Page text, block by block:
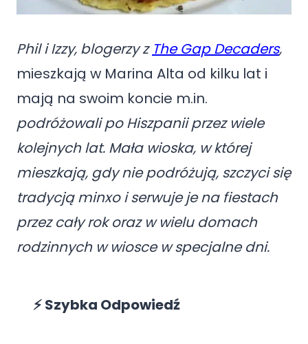
Phil i Izzy, blogerzy z The Gap Decaders,
mieszkają w Marina Alta od kilku lat i
mają na swoim koncie m.in.
podróżowali po Hiszpanii przez wiele
kolejnych lat. Mała wioska, w której
mieszkają, gdy nie podróżują, szczyci się
tradycją minxo i serwuje je na fiestach
przez cały rok oraz w wielu domach
rodzinnych w wiosce w specjalne dni.
⚡ Szybka Odpowiedź